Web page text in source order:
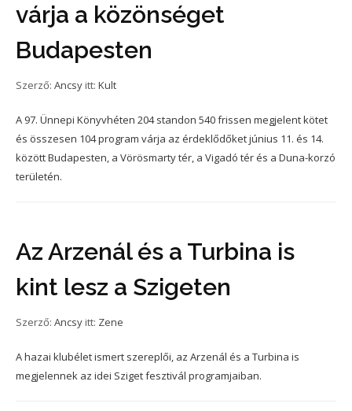
várja a közönséget
Budapesten
Szerző: Ancsy itt: Kult
A 97. Ünnepi Könyvhéten 204 standon 540 frissen megjelent kötet
és összesen 104 program várja az érdeklődőket június 11. és 14.
között Budapesten, a Vörösmarty tér, a Vigadó tér és a Duna-korzó
területén.
Az Arzenál és a Turbina is
kint lesz a Szigeten
Szerző: Ancsy itt: Zene
A hazai klubélet ismert szereplői, az Arzenál és a Turbina is
megjelennek az idei Sziget fesztivál programjaiban.